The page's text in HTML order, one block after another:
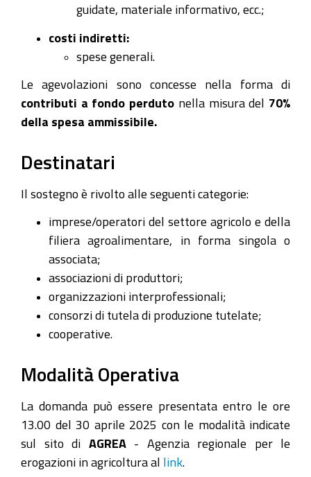
guidate, materiale informativo, ecc.;
costi indiretti:
spese generali.
Le agevolazioni sono concesse nella forma di
contributi a fondo perduto nella misura del 70%
della spesa ammissibile.
Destinatari
Il sostegno è rivolto alle seguenti categorie:
imprese/operatori del settore agricolo e della
filiera agroalimentare, in forma singola o
associata;
associazioni di produttori;
organizzazioni interprofessionali;
consorzi di tutela di produzione tutelate;
cooperative.
Modalità Operativa
La domanda può essere presentata entro le ore
13.00 del 30 aprile 2025 con le modalità indicate
sul sito di AGREA - Agenzia regionale per le
erogazioni in agricoltura al link